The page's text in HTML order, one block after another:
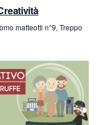
v
i
s
t
z
n
e
matteotti n°9, Treppo